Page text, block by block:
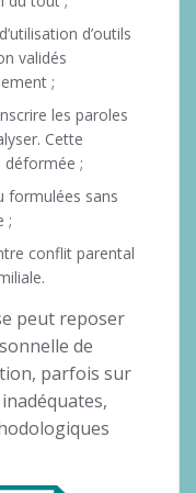
d’outils
validés
;
les paroles
Cette
déformée ;
formulées sans
;
conflit parental
peut reposer
de
parfois sur